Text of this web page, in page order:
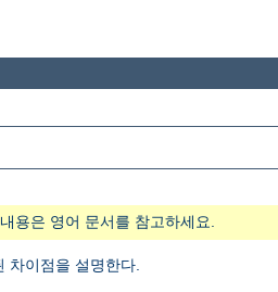
용은 영어 문서를 참고하세요.
차이점을 설명한다.